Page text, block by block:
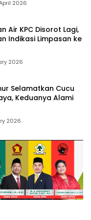
2026
Air KPC Disorot Lagi,
Indikasi Limpasan ke
2026
Selamatkan Cucu
Keduanya Alami
2026